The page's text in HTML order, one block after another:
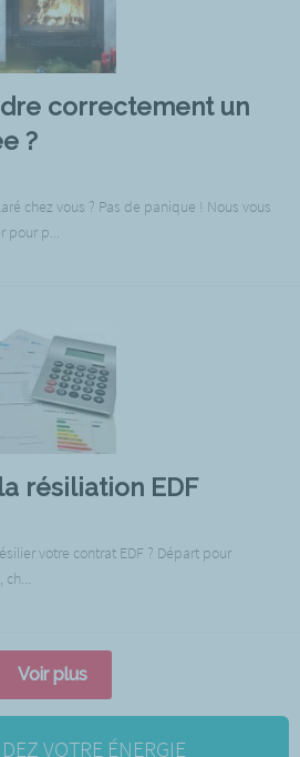
correctement un
?
chez vous ? Pas de panique ! Nous vous
pour p...
résiliation EDF
votre contrat EDF ? Départ pour
ch...
Voir plus
VOTRE ÉNERGIE